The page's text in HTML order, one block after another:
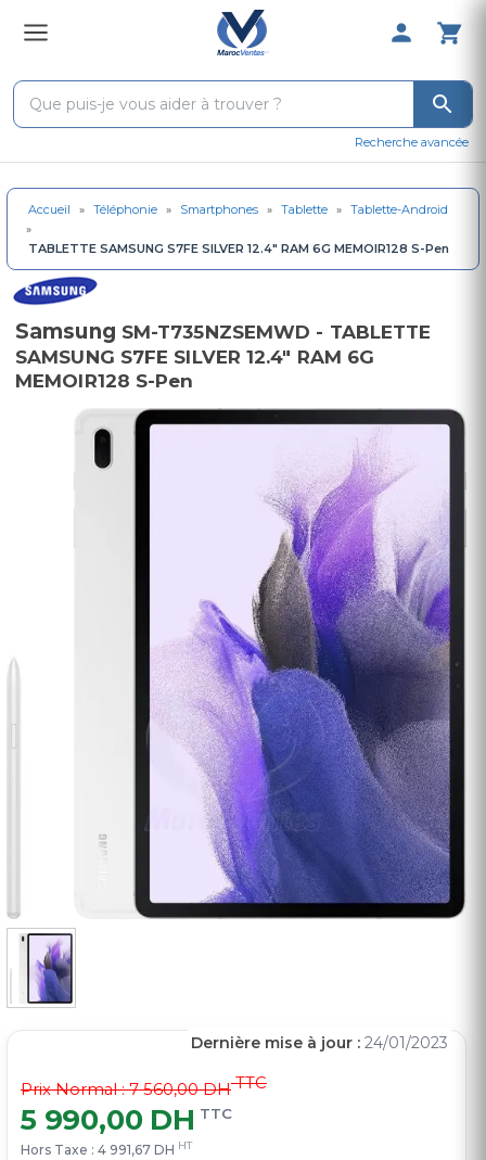
0 Produit
Recherche avancée
Accueil » Téléphonie » Smartphones » Tablette » Tablette-Android
»
TABLETTE SAMSUNG S7FE SILVER 12.4" RAM 6G MEMOIR128 S-Pen
Samsung SM-T735NZSEMWD - TABLETTE
SAMSUNG S7FE SILVER 12.4" RAM 6G
MEMOIR128 S-Pen
Prix Normal :7 560,00 DHTTC
5 990,00 DH TTC
Hors Taxe : 4 991,67 DH HT
Dernière mise à jour : 24/01/2023